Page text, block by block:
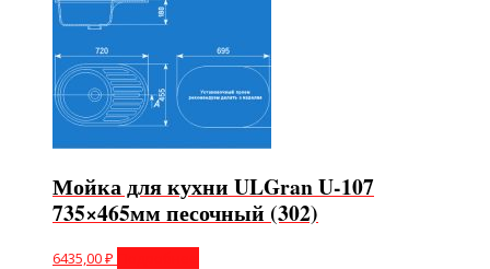
Мойка для кухни ULGran U-107
735×465мм песочный (302)
6435,00₽